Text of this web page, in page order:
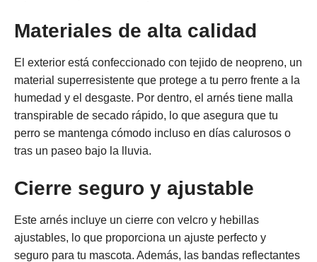
Materiales de alta calidad
El exterior está confeccionado con tejido de neopreno, un
material superresistente que protege a tu perro frente a la
humedad y el desgaste. Por dentro, el arnés tiene malla
transpirable de secado rápido, lo que asegura que tu
perro se mantenga cómodo incluso en días calurosos o
tras un paseo bajo la lluvia.
Cierre seguro y ajustable
Este arnés incluye un cierre con velcro y hebillas
ajustables, lo que proporciona un ajuste perfecto y
seguro para tu mascota. Además, las bandas reflectantes